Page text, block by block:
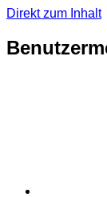
Direkt zum Inhalt